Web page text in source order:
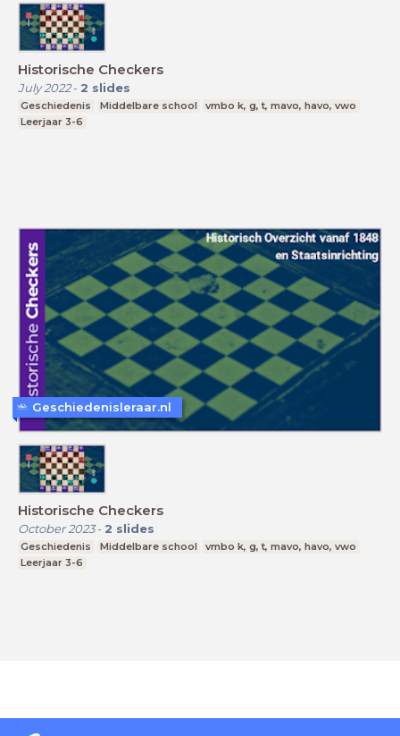
Historische Checkers
July 2022- 2 slides
Geschiedenis Middelbare school
vmbo k, g, t, mavo, havo, vwo
Leerjaar 3-6
Historische Checkers
October 2023- 2 slides
Geschiedenis Middelbare school
vmbo k, g, t, mavo, havo, vwo
Leerjaar 3-6
Geschiedenisleraar.nl